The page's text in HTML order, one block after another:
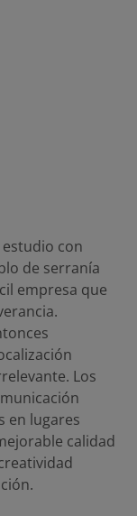
con
de serranía
empresa que
Los
en lugares
calidad